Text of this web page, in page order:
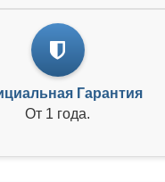
Гарантия
От 1 года.